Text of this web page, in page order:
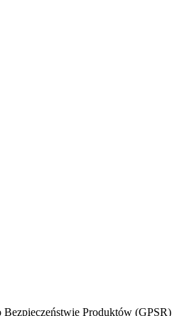
Produktów (GPSR)